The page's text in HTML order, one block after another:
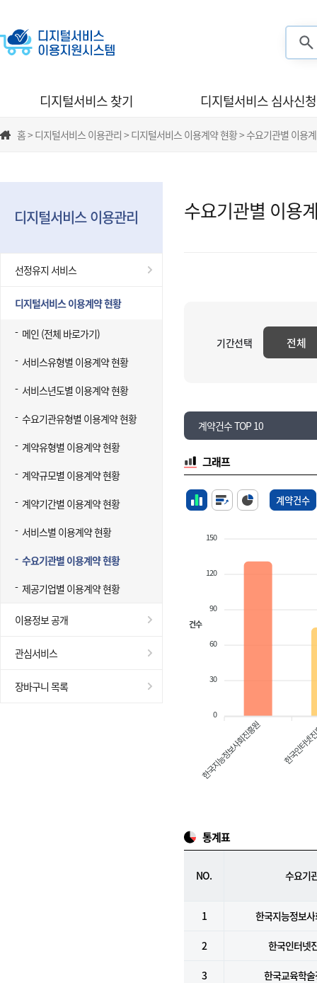
디지털서비스 찾기 디지털서비스 심사신청
홈 > 디지털서비스 이용관리 > 디지털서비스 이용계약 현황 > 수요기관별 이용
디지털서비스 이용관리
선정유지 서비스
디지털서비스 이용계약 현황
메인 (전체 바로가기)
서비스유형별 이용계약 현황
서비스년도별 이용계약 현황
수요기관유형별 이용계약 현황
계약유형별 이용계약 현황
계약규모별 이용계약 현황
계약기간별 이용계약 현황
서비스별 이용계약 현황
수요기관별 이용계약 현황
제공기업별 이용계약 현황
이용정보 공개
관심서비스
장바구니 목록
수요기관별 이용
기간선택 전체
계약건수 TOP 10
그래프
계약건수
150
120
90
60
30
0
건수
한국지능정보사회진흥원 한국인
통계표
NO. 수요기
1 한국지능정보
2 한국인터넷
3 한국교육학